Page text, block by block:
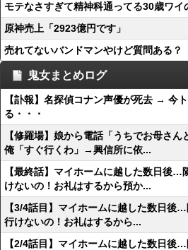
モテなさすぎて精神科通ってる30歳ワ
原神売上「2923億円です」
売れてないバンドマンやけど質問ある？
鬼女まとめログ
【訃報】名探偵コナン声優が死去 → 今
る・・・
【修羅場】娘から電話「うちでお母さん
俺「すぐ行くわ」→興信所に依...
【最終話】マイホームに越した数日後…
けないの！お礼はするから預か...
【3/4話目】マイホームに越した数日後
行けないの！お礼はするから...
【2/4話目】マイホームに越した数日後